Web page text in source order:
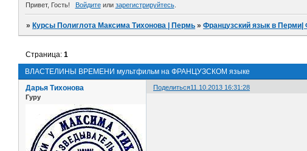
Привет, Гость! Войдитеили зарегистрируйтесь.
»Курсы Полиглота Максима Тихонова | Пермь »Французский язык в Перми|
ВЛАСТЕЛИНЫ ВРЕМЕНИ мультфильм на ФРАНЦУЗСКОМ языке
Страница:1
Поделиться11.10.2013 16:31:28
Дарья Тихонова
Гуру